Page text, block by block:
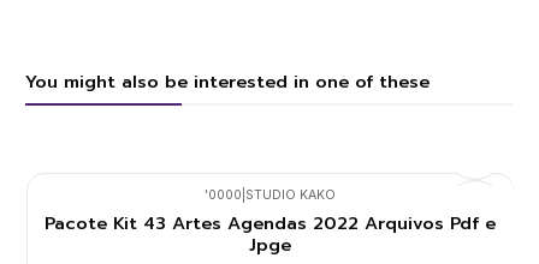
You might also be interested in one of these
'0000 STUDIO KAKO
Pacote Kit 43 Artes Agendas 2022 Arquivos Pdf e
Jpge